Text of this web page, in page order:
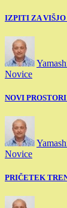
IZPITI ZA VIŠJO
Novice
NOVI
Novice
PRIČETEK